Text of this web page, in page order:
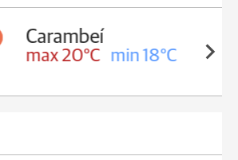
Carambeí
max 20°C min 18°C